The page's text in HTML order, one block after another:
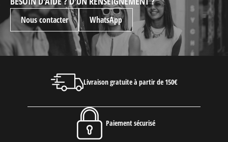
Nous contacter WhatsApp
Livraison gratuite à partir de 150€
Paiement sécurisé